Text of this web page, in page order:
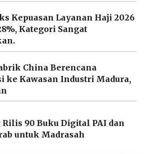
Kepuasan Layanan Haji 2026
Kategori Sangat
China Berencana
ke Kawasan Industri Madura,
Rilis 90 Buku Digital PAI dan
untuk Madrasah